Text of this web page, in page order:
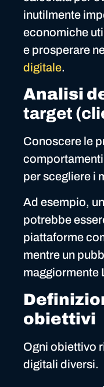
inutilmente
economiche
e prosperare
digitale.
Analisi
target
Conoscere le
per scegliere i
Ad esempio,
potrebbe
piattaforme
mentre un
maggiormente
obiettivi
Ogni obiettivo
digitali diversi.